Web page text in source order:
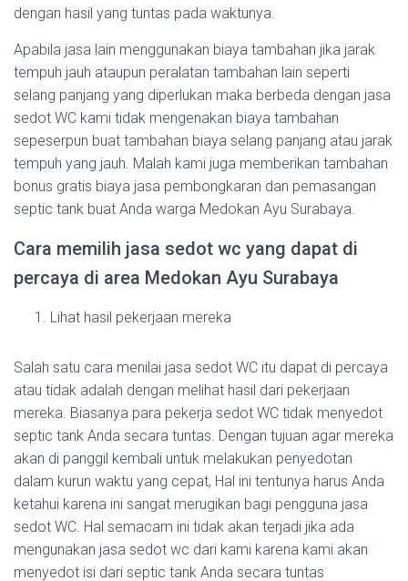
dengan hasil yang tuntas pada waktunya.
Apabila jasa lain menggunakan biaya tambahan jika jarak
tempuh jauh ataupun peralatan tambahan lain seperti
selang panjang yang diperlukan maka berbeda dengan jasa
sedot WC kami tidak mengenakan biaya tambahan
sepeserpun buat tambahan biaya selang panjang atau jarak
tempuh yang jauh. Malah kami juga memberikan tambahan
bonus gratis biaya jasa pembongkaran dan pemasangan
septic tank buat Anda warga Medokan Ayu Surabaya.
Cara memilih jasa sedot wc yang dapat di
percaya di area Medokan Ayu Surabaya
Lihat hasil pekerjaan mereka
Salah satu cara menilai jasa sedot WC itu dapat di percaya
atau tidak adalah dengan melihat hasil dari pekerjaan
mereka. Biasanya para pekerja sedot WC tidak menyedot
septic tank Anda secara tuntas. Dengan tujuan agar mereka
akan di panggil kembali untuk melakukan penyedotan
dalam kurun waktu yang cepat, Hal ini tentunya harus Anda
ketahui karena ini sangat merugikan bagi pengguna jasa
sedot WC. Hal semacam ini tidak akan terjadi jika ada
mengunakan jasa sedot wc dari kami karena kami akan
menyedot isi dari septic tank Anda secara tuntas